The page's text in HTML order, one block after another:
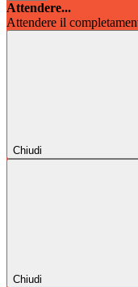
Attendere...
Attendere il
Chiudi
Chiudi